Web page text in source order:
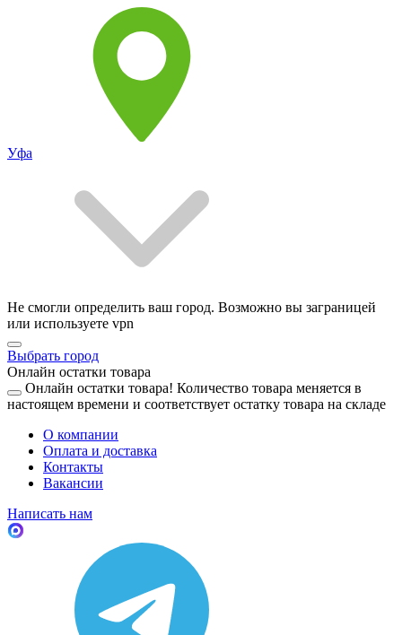
Уфа
Не смогли определить ваш город. Возможно вы заграницей
или используете vpn
Выбрать город
Онлайн остатки товара
Онлайн остатки товара! Количество товара меняется в
настоящем времени и соответствует остатку товара на складе
О компании
Оплата и доставка
Контакты
Вакансии
Написать нам